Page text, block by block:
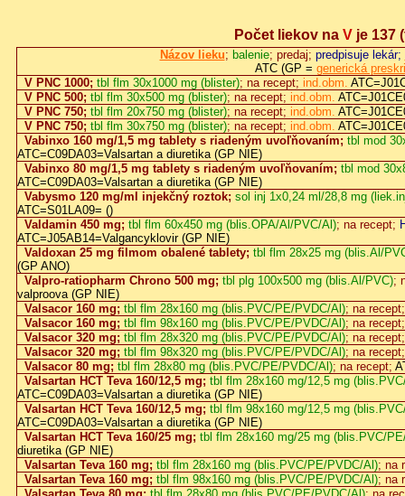
Počet liekov na V je 137
Názov lieku; balenie; predaj; predpisuje lekár;
ATC (GP = generická
V PNC 1000; tbl flm 30x1000 mg (blister); na recept; ind.obm.
V PNC 500; tbl flm 30x500 mg (blister); na recept; ind.obm.
V PNC 750; tbl flm 20x750 mg (blister); na recept; ind.obm.
V PNC 750; tbl flm 30x750 mg (blister); na recept; ind.obm.
Vabinxo 160 mg/1,5 mg tablety s riadeným uvoľňovaním; tbl mod
ATC=C09DA03=Valsartan a diuretika (GP NIE)
Vabinxo 80 mg/1,5 mg tablety s riadeným uvoľňovaním; tbl mod
ATC=C09DA03=Valsartan a diuretika (GP NIE)
Vabysmo 120 mg/ml injekčný roztok; sol inj 1x0,24 ml/28,8 mg
ATC=S01LA09= ()
Valdamin 450 mg; tbl flm 60x450 mg (blis.OPA/Al/PVC/Al); na recept;
ATC=J05AB14=Valgancyklovir (GP NIE)
Valdoxan 25 mg filmom obalené tablety; tbl flm 28x25 mg (blis.Al/
(GP ANO)
Valpro-ratiopharm Chrono 500 mg; tbl plg 100x500 mg (blis.Al/PVC);
valproova (GP NIE)
Valsacor 160 mg; tbl flm 28x160 mg (blis.PVC/PE/PVDC/Al); na
Valsacor 160 mg; tbl flm 98x160 mg (blis.PVC/PE/PVDC/Al); na
Valsacor 320 mg; tbl flm 28x320 mg (blis.PVC/PE/PVDC/Al); na
Valsacor 320 mg; tbl flm 98x320 mg (blis.PVC/PE/PVDC/Al); na
Valsacor 80 mg; tbl flm 28x80 mg (blis.PVC/PE/PVDC/Al); na recept;
Valsartan HCT Teva 160/12,5 mg; tbl flm 28x160 mg/12,5 mg
ATC=C09DA03=Valsartan a diuretika (GP NIE)
Valsartan HCT Teva 160/12,5 mg; tbl flm 98x160 mg/12,5 mg
ATC=C09DA03=Valsartan a diuretika (GP NIE)
Valsartan HCT Teva 160/25 mg; tbl flm 28x160 mg/25 mg (blis.PVC/
diuretika (GP NIE)
Valsartan Teva 160 mg; tbl flm 28x160 mg (blis.PVC/PE/PVDC/Al); na
Valsartan Teva 160 mg; tbl flm 98x160 mg (blis.PVC/PE/PVDC/Al); na